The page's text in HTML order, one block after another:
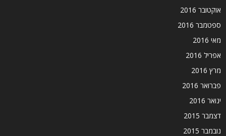
אוקטובר 2016
ספטמבר 2016
מאי 2016
אפריל 2016
מרץ 2016
פברואר 2016
ינואר 2016
דצמבר 2015
נובמבר 2015